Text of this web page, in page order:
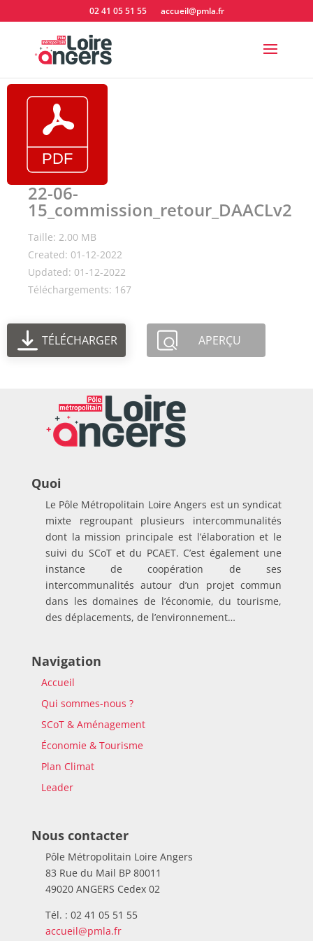
02 41 05 51 55 accueil@pmla.fr
22-06-
15_commission_retour_DAACLv2
Taille: 2.00 MB
Created: 01-12-2022
Updated: 01-12-2022
Téléchargements: 167
TÉLÉCHARGER APERÇU
Quoi
Le Pôle Métropolitain Loire Angers est un syndicat
mixte regroupant plusieurs intercommunalités
dont la mission principale est l’élaboration et le
suivi du SCoT et du PCAET. C’est également une
instance de coopération de ses
intercommunalités autour d’un projet commun
dans les domaines de l’économie, du tourisme,
des déplacements, de l’environnement…
Navigation
Accueil
Qui sommes-nous ?
SCoT & Aménagement
Économie & Tourisme
Plan Climat
Leader
Nous contacter
Pôle Métropolitain Loire Angers
83 Rue du Mail BP 80011
49020 ANGERS Cedex 02
Tél. : 02 41 05 51 55
accueil@pmla.fr